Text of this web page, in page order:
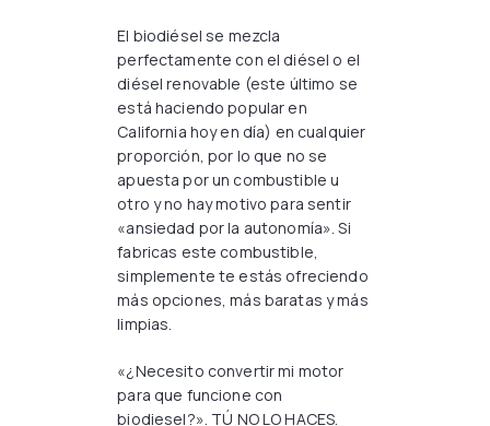
El biodiésel se mezcla
perfectamente con el diésel o el
diésel renovable (este último se
está haciendo popular en
California hoy en día) en cualquier
proporción, por lo que no se
apuesta por un combustible u
otro y no hay motivo para sentir
«ansiedad por la autonomía». Si
fabricas este combustible,
simplemente te estás ofreciendo
más opciones, más baratas y más
limpias.
«¿Necesito convertir mi motor
para que funcione con
biodiesel?». TÚ NO LO HACES.